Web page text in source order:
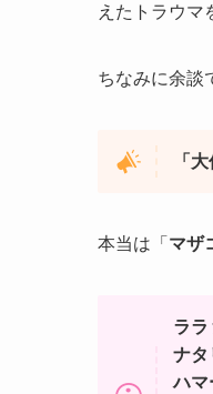
えたトラウマ
ちなみに余談
「
本当は「 マザ
ラ
ナ
ハ